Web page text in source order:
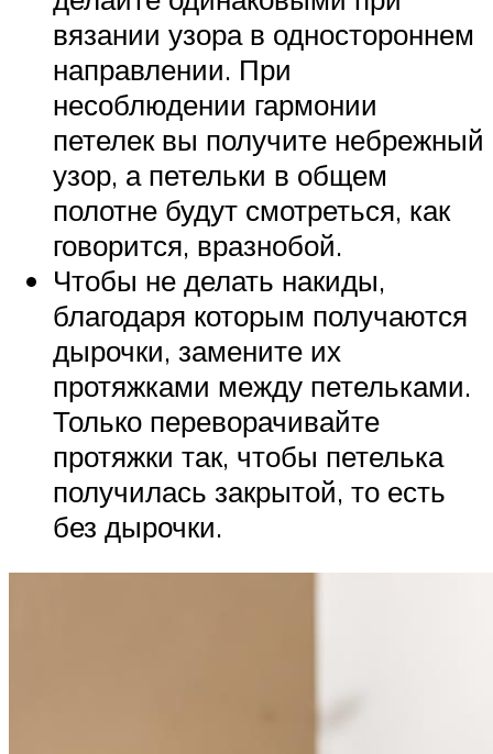
вязании узора в одностороннем
направлении. При
несоблюдении гармонии
петелек вы получите небрежный
узор, а петельки в общем
полотне будут смотреться, как
говорится, вразнобой.
Чтобы не делать накиды,
благодаря которым получаются
дырочки, замените их
протяжками между петельками.
Только переворачивайте
протяжки так, чтобы петелька
получилась закрытой, то есть
без дырочки.